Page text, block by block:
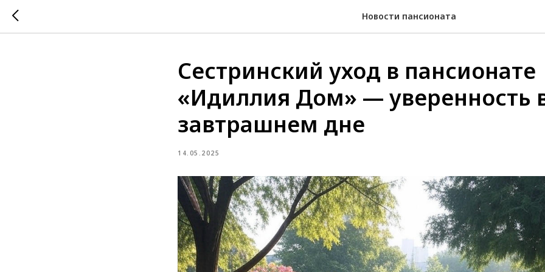
Новости пансионата
Сестринский уход в пансионате
«Идиллия Дом» — уверенность
завтрашнем дне
14.05.2025